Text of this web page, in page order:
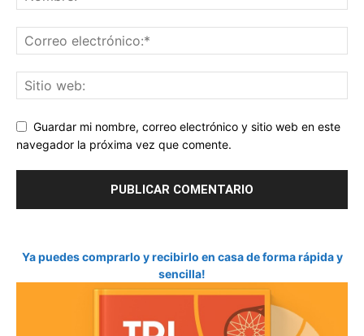
Guardar mi nombre, correo electrónico y sitio web en este
navegador la próxima vez que comente.
Ya puedes comprarlo y recibirlo en casa de forma rápida y
sencilla!